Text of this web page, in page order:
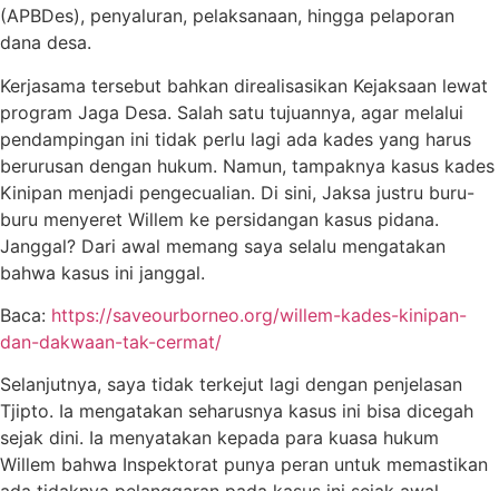
(APBDes), penyaluran, pelaksanaan, hingga pelaporan
dana desa.
Kerjasama tersebut bahkan direalisasikan Kejaksaan lewat
program Jaga Desa. Salah satu tujuannya, agar melalui
pendampingan ini tidak perlu lagi ada kades yang harus
berurusan dengan hukum. Namun, tampaknya kasus kades
Kinipan menjadi pengecualian. Di sini, Jaksa justru buru-
buru menyeret Willem ke persidangan kasus pidana.
Janggal? Dari awal memang saya selalu mengatakan
bahwa kasus ini janggal.
Baca: https://saveourborneo.org/willem-kades-kinipan-
dan-dakwaan-tak-cermat/
Selanjutnya, saya tidak terkejut lagi dengan penjelasan
Tjipto. Ia mengatakan seharusnya kasus ini bisa dicegah
sejak dini. Ia menyatakan kepada para kuasa hukum
Willem bahwa Inspektorat punya peran untuk memastikan